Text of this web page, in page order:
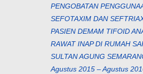
PENGOBATAN
SEFOTAXIM DAN
PASIEN DEMAM TIFOID
RAWAT INAP DI RUMAH
SULTAN AGUNG
Agustus 2015 – Agustus